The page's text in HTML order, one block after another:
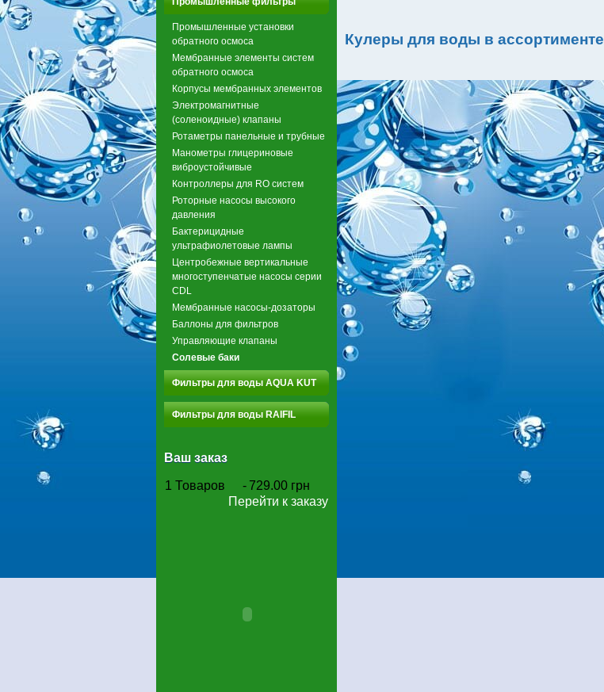
Промышленные установки
обратного осмоса
Мембранные элементы систем
обратного осмоса
Корпусы мембранных элементов
Электромагнитные
(соленоидные) клапаны
Ротаметры панельные и трубные
Манометры глицериновые
виброустойчивые
Контроллеры для RO систем
Роторные насосы высокого
давления
Бактерицидные
ультрафиолетовые лампы
Центробежные вертикальные
многоступенчатые насосы серии
CDL
Мембранные насосы-дозаторы
Баллоны для фильтров
Управляющие клапаны
Солевые баки
Фильтры для воды AQUA KUT
Фильтры для воды RAIFIL
Ваш заказ
1 Товаров -729.00 грн
Перейти к заказу
Кулеры для воды в ассортименте